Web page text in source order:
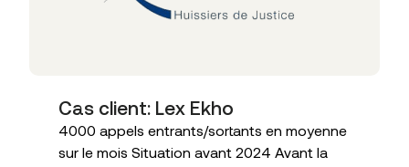
Cas client: Lex Ekho
4000 appels entrants/sortants en moyenne
sur le mois Situation avant 2024 Avant la